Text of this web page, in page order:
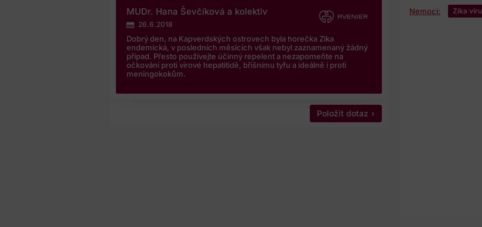
MUDr. Hana Ševčíková a kolektiv
26.6.2018
Dobrý den, na Kapverdských ostrovech byla horečka Zika
endemická, v posledních měsících však nebyl zaznamenaný žádný
případ. Přesto používejte účinný repelent a nezapomeňte na
očkování proti virové hepatitidě, břišnímu tyfu a ideálně i proti
meningokokům.
Položit dotaz
Nemoci: Zika